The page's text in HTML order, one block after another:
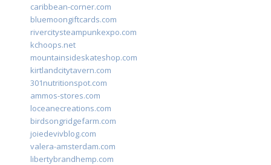
caribbean-corner.com
bluemoongiftcards.com
rivercitysteampunkexpo.com
kchoops.net
mountainsideskateshop.com
kirtlandcitytavern.com
301nutritionspot.com
ammos-stores.com
loceanecreations.com
birdsongridgefarm.com
joiedevivblog.com
valera-amsterdam.com
libertybrandhemp.com